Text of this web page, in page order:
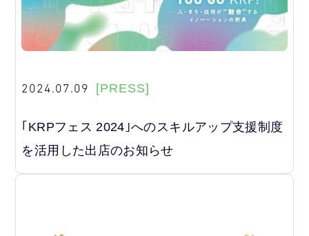
2024.07.09 [PRESS]
｢KRPフェス 2024｣へのスキルアップ支援制度
を活用した出店のお知らせ